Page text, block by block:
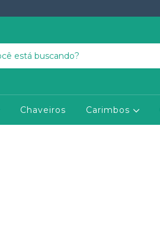
Chaveiros Carimbos